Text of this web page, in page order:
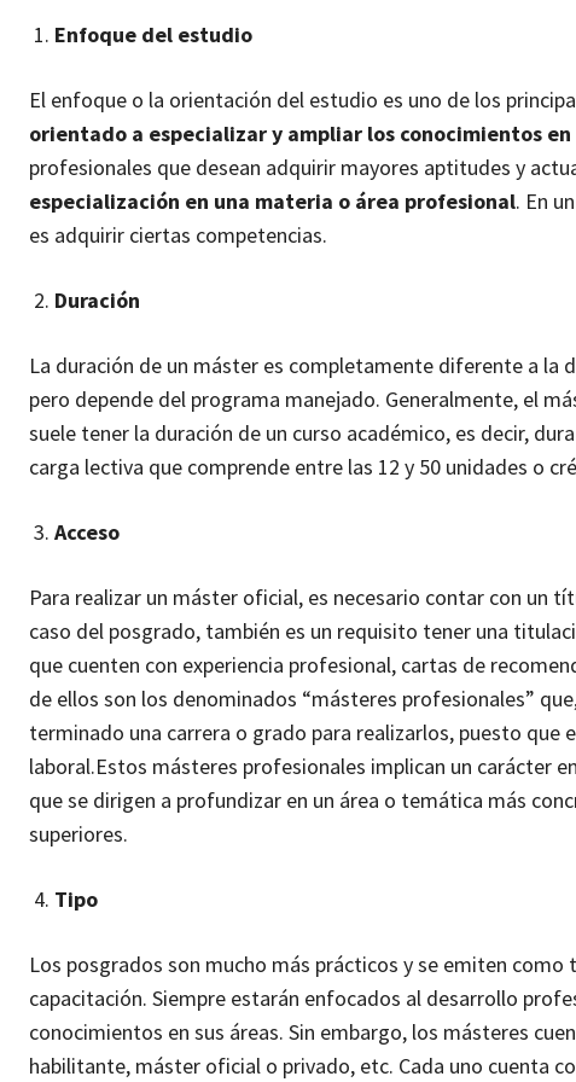
Enfoque del estudio
El enfoque o la orientación del estudio es uno de los
orientado a especializar y ampliar los conocimientos
profesionales que desean adquirir mayores aptitudes y
especialización en una materia o área profesional. En
es adquirir ciertas competencias.
Duración
La duración de un máster es completamente diferente a la
pero depende del programa manejado. Generalmente, el
suele tener la duración de un curso académico, es decir,
carga lectiva que comprende entre las 12 y 50 unidades o
Acceso
Para realizar un máster oficial, es necesario contar con un
caso del posgrado, también es un requisito tener una
que cuenten con experiencia profesional, cartas de
de ellos son los denominados “másteres profesionales”
terminado una carrera o grado para realizarlos, puesto
laboral.Estos másteres profesionales implican un carácter
que se dirigen a profundizar en un área o temática más
superiores.
Tipo
Los posgrados son mucho más prácticos y se emiten
capacitación. Siempre estarán enfocados al desarrollo
conocimientos en sus áreas. Sin embargo, los másteres
habilitante, máster oficial o privado, etc. Cada uno cuenta